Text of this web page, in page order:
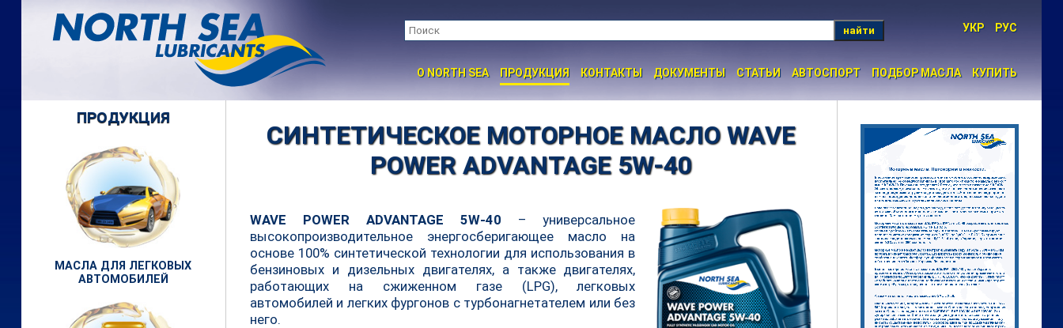
найти УКР РУС
O NORTH SEA ПРОДУКЦИЯ КОНТАКТЫ ДОКУМЕНТЫ СТАТЬИ АВТОСПОРТ ПОДБОР МАСЛА КУПИТЬ
ПРОДУКЦИЯ
МАСЛА ДЛЯ ЛЕГКОВЫХ
АВТОМОБИЛЕЙ
СИНТЕТИЧЕСКОЕ МОТОРНОЕ МАСЛО WAVE
POWER ADVANTAGE 5W-40
WAVE POWER ADVANTAGE 5W-40 – универсальное
высокопроизводительное энергосберигающее масло на
основе 100% синтетической технологии для использования в
бензиновых и дизельных двигателях, а также двигателях,
работающих на сжиженном газе (LPG), легковых
автомобилей и легких фургонов с турбонагнетателем или без
него.